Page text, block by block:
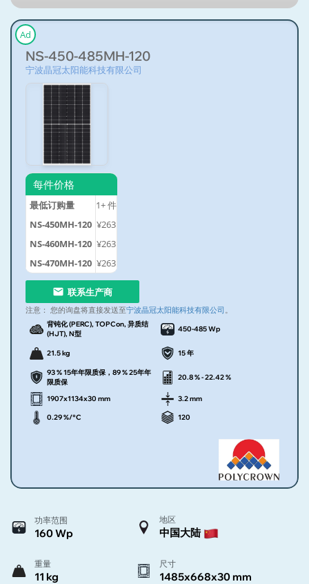
Ad
NS-450-485MH-120
宁波晶冠太阳能科技有限公司
每件价格
最低订购量 1+件
NS-450MH-120 ¥263
NS-460MH-120 ¥263
NS-470MH-120 ¥263
联系生产商
注意： 您的询盘将直接发送至宁波晶冠太阳能科技有限公司 。
背钝化 (PERC), TOPCon, 异质结
(HJT), N型
450-485 Wp
21.5 kg 15 年
93 % 15年年限质保，89 % 25年年
限质保
20.8 % - 22.42 %
1907x1134x30 mm 3.2 mm
0.29 %/°C 120
功率范围
160 Wp
地区
中国大陆
重量
11 kg
尺寸
1485x668x30 mm